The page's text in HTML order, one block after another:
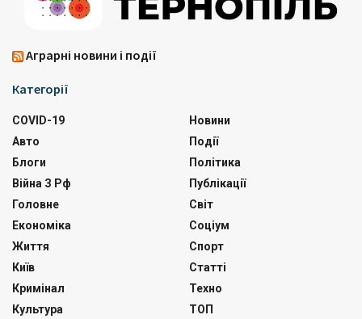
Аграрні новини і події
Категорії
COVID-19
Авто
Блоги
Війна З Рф
Головне
Економіка
Життя
Київ
Кримінал
Культура
Новини
Події
Політика
Публікації
Світ
Соціум
Спорт
Статті
Техно
ТОП